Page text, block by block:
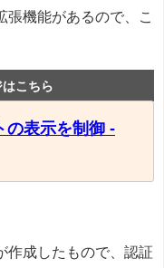
張機能があるので、こ
こちら
表示を制御 -
作成したもので、認証